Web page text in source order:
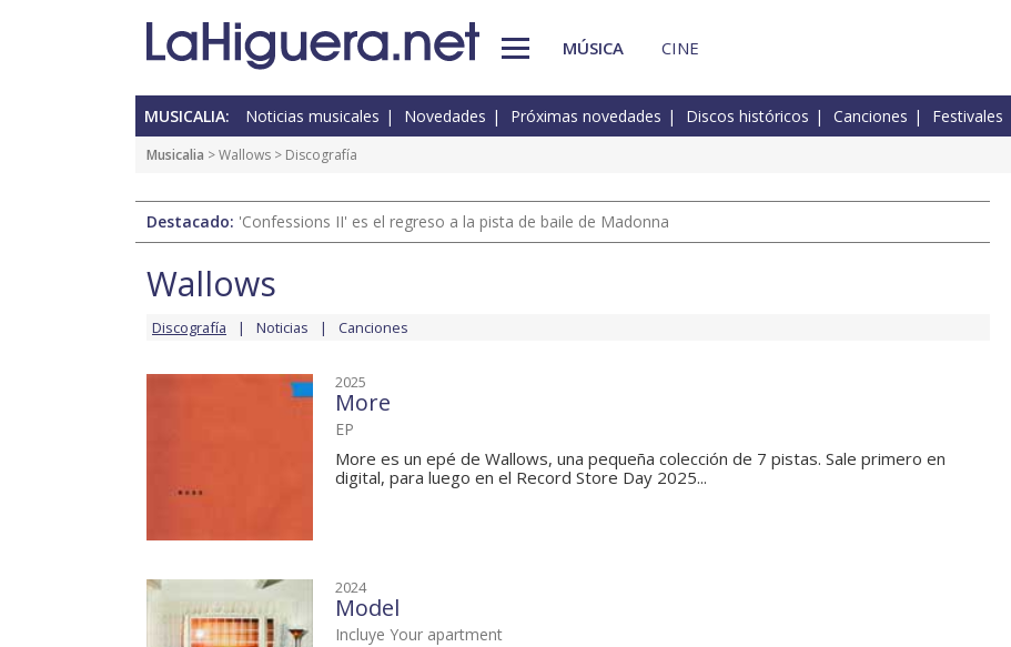
MÚSICA CINE
MUSICALIA: Noticias musicales Novedades Próximas novedades Discos históricos Canciones Festivales
Musicalia >Wallows > Discografía
Destacado: 'Confessions II' es el regreso a la pista de baile de Madonna
Wallows
Discografía Noticias Canciones
2025
More
EP
More es un epé de Wallows, una pequeña colección de 7 pistas. Sale primero en
digital, para luego en el Record Store Day 2025...
2024
Model
Incluye Your apartment